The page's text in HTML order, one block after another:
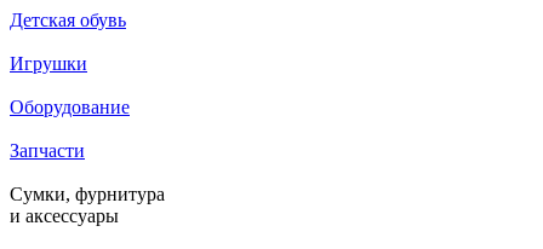
Детская обувь
Игрушки
Оборудование
Запчасти
Сумки, фурнитура
и аксессуары